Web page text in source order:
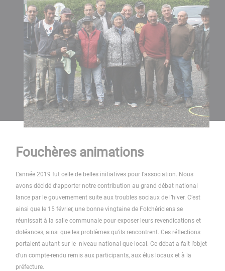
Fouchères animations
L’année 2019 fut celle de belles initiatives pour l’association. Nous
avons décidé d’apporter notre contribution au grand débat national
lance par le gouvernement suite aux troubles sociaux de l’hiver. C’est
ainsi que le 15 février, une bonne vingtaine de Folchériciens se
réunissait à la salle communale pour exposer leurs revendications et
doléances, ainsi que les problèmes qu’ils rencontrent. Ces réflections
portaient autant sur le niveau national que local. Ce débat a fait l’objet
d’un compte-rendu remis aux participants, aux élus locaux et à la
préfecture.